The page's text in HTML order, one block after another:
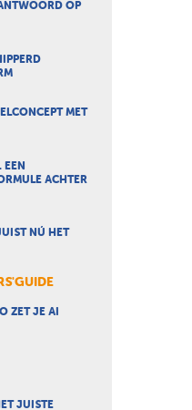
OP
MET
ACHTER
NÚ HET
ZET JE AI
JUISTE